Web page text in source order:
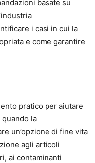
basate su
i casi in cui la
e come garantire
pratico per aiutare
la
un’opzione di fine vita
agli articoli
ai contaminanti